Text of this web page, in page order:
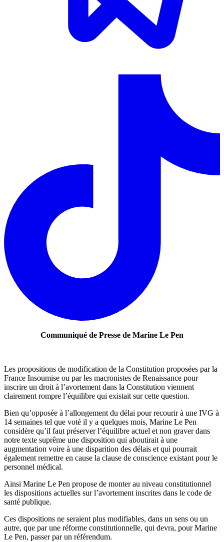
Communiqué de Presse de Marine Le Pen
Les propositions de modification de la Constitution proposées par la
France Insoumise ou par les macronistes de Renaissance pour
inscrire un droit à l’avortement dans la Constitution viennent
clairement rompre l’équilibre qui existait sur cette question.
Bien qu’opposée à l’allongement du délai pour recourir à une IVG à
14 semaines tel que voté il y a quelques mois, Marine Le Pen
considère qu’il faut préserver l’équilibre actuel et non graver dans
notre texte suprême une disposition qui aboutirait à une
augmentation voire à une disparition des délais et qui pourrait
également remettre en cause la clause de conscience existant pour le
personnel médical.
Ainsi Marine Le Pen propose de monter au niveau constitutionnel
les dispositions actuelles sur l’avortement inscrites dans le code de
santé publique.
Ces dispositions ne seraient plus modifiables, dans un sens ou un
autre, que par une réforme constitutionnelle, qui devra, pour Marine
Le Pen, passer par un référendum.